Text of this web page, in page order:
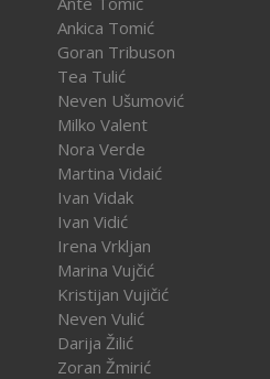
Ankica Tomić
Goran Tribuson
Tea Tulić
Neven Ušumović
Milko Valent
Nora Verde
Martina Vidaić
Ivan Vidak
Ivan Vidić
Irena Vrkljan
Marina Vujčić
Kristijan Vujičić
Neven Vulić
Darija Žilić
Zoran Žmirić